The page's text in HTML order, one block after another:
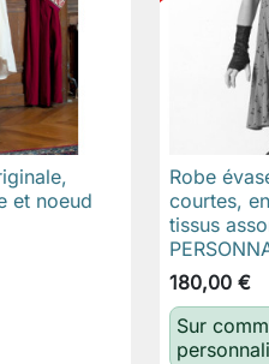
et noeud

Robe
courtes,
tissus
180,00 €
Sur